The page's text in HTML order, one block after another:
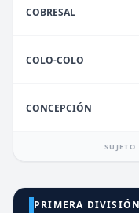
COBRESAL
COLO-COLO
CONCEPCIÓN
PRIMERA DIVISIÓN